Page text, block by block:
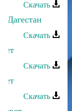
Скачать
Дагестан
Скачать
Скачать
Скачать